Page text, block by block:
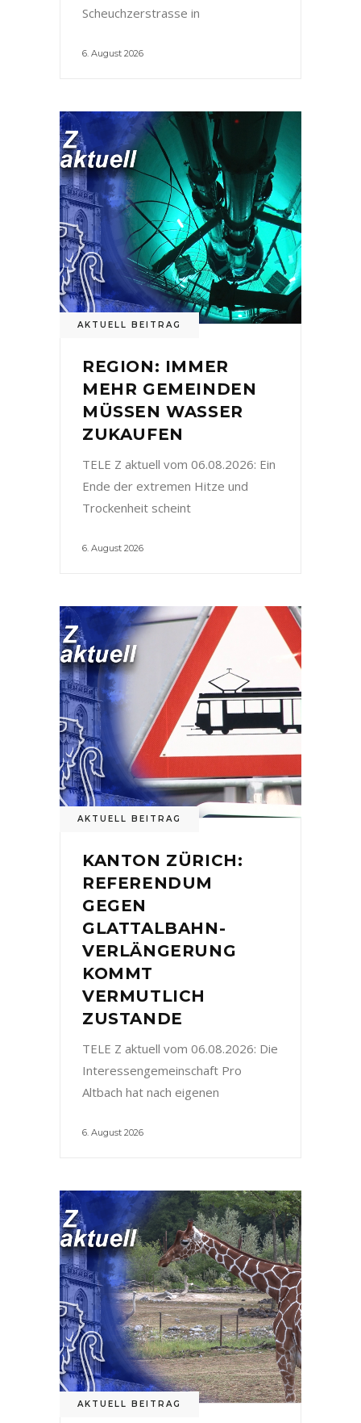
Scheuchzerstrasse in
6. August 2026
AKTUELL BEITRAG
REGION: IMMER
MEHR GEMEINDEN
MÜSSEN WASSER
ZUKAUFEN
TELE Z aktuell vom 06.08.2026: Ein
Ende der extremen Hitze und
Trockenheit scheint
6. August 2026
AKTUELL BEITRAG
KANTON ZÜRICH:
REFERENDUM
GEGEN
GLATTALBAHN-
VERLÄNGERUNG
KOMMT
VERMUTLICH
ZUSTANDE
TELE Z aktuell vom 06.08.2026: Die
Interessengemeinschaft Pro
Altbach hat nach eigenen
6. August 2026
AKTUELL BEITRAG